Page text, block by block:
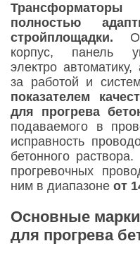
полностью
стройплощадки.
корпус, панель
электро
за работой и
показателем
для прогрева
подаваемого в
исправность
бетонного
прогревочных
ним в диапазоне от
Основные
для прогрева